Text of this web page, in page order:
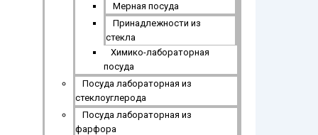
Мерная посуда
Принадлежности из
стекла
Химико-лабораторная
посуда
Посуда лабораторная из
стеклоуглерода
Посуда лабораторная из
фарфора